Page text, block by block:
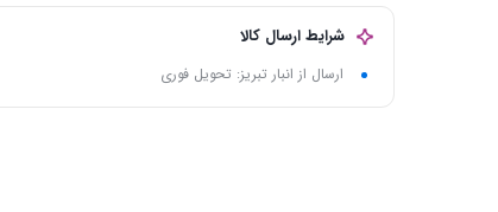
شرایط ارسال کالا
ارسال از انبار تبریز: تحویل فوری